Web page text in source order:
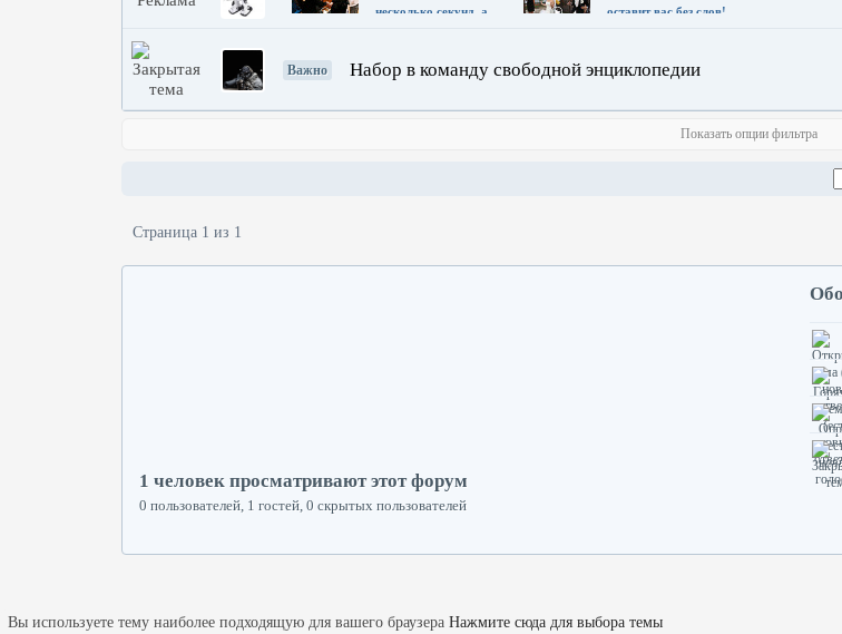
несколько секунд, а
оставит вас без слов!
Важно Набор в команду свободной энциклопедии
Показать опции фильтра
Страница 1 из 1
1 человек просматривают этот форум
0 пользователей, 1 гостей, 0 скрытых пользователей
Вы используете тему наиболее подходящую для вашего браузера Нажмите сюда для выбора темы